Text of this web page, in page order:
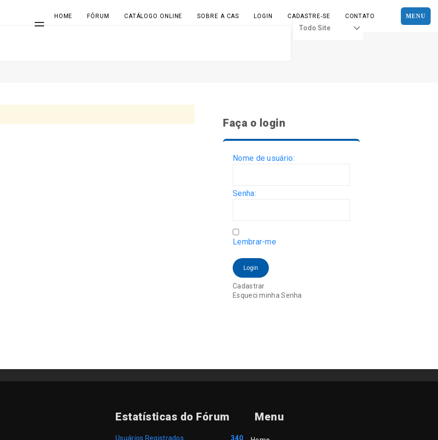
MENU
HOME FÓRUM CATÁLOGO ONLINE SOBRE A CAS LOGIN CADASTRE-SE CONTATO
Faça o login
Nome de usuário:
Senha:
Lembrar-me
Login
Cadastrar
Esqueci minha Senha
Estatísticas do Fórum
Usuários Registrados
340
Menu